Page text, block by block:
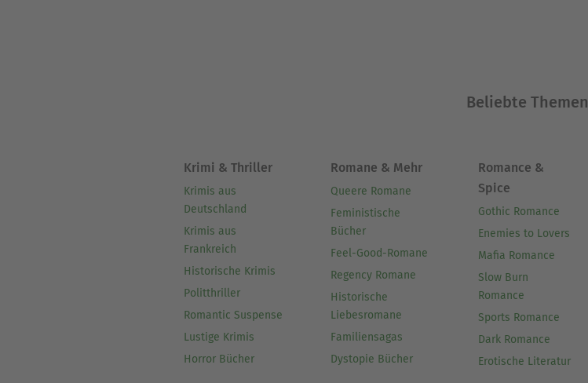
Beliebte Themen
Krimi & Thriller
Krimis aus
Deutschland
Krimis aus
Frankreich
Historische Krimis
Politthriller
Romantic Suspense
Lustige Krimis
Horror Bücher
Romane & Mehr
Queere Romane
Feministische
Bücher
Feel-Good-Romane
Regency Romane
Historische
Liebesromane
Familiensagas
Dystopie Bücher
Romance &
Spice
Gothic Romance
Enemies to Lovers
Mafia Romance
Slow Burn
Romance
Sports Romance
Dark Romance
Erotische Literatur